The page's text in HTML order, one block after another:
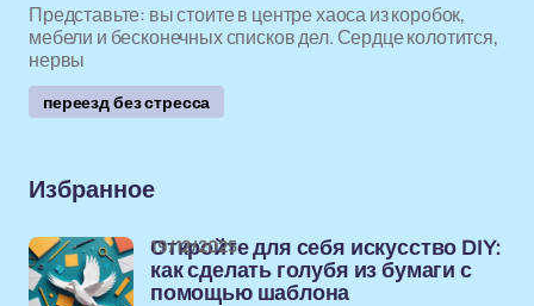
Представьте: вы стоите в центре хаоса из коробок,
мебели и бесконечных списков дел. Сердце колотится,
нервы
переезд без стресса
Избранное
Откройте для себя искусство DIY:
как сделать голубя из бумаги с
помощью шаблона
19/12/2025